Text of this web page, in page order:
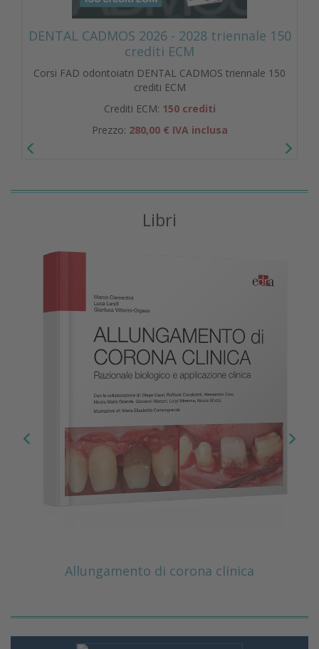
DENTAL CADMOS 2026 - 2028 triennale 150
crediti ECM
Corsi FAD odontoiatri DENTAL CADMOS triennale 150
crediti ECM
Crediti ECM: 150 crediti
Prezzo: 280,00 € IVA inclusa
Libri
Allungamento di corona clinica